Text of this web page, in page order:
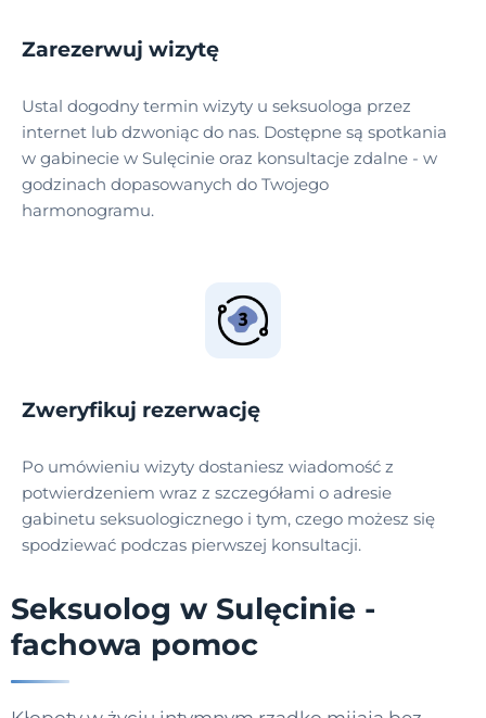
Zarezerwuj wizytę
Ustal dogodny termin wizyty u seksuologa przez
internet lub dzwoniąc do nas. Dostępne są spotkania
w gabinecie w Sulęcinie oraz konsultacje zdalne - w
godzinach dopasowanych do Twojego
harmonogramu.
Zweryfikuj rezerwację
Po umówieniu wizyty dostaniesz wiadomość z
potwierdzeniem wraz z szczegółami o adresie
gabinetu seksuologicznego i tym, czego możesz się
spodziewać podczas pierwszej konsultacji.
Seksuolog w Sulęcinie -
fachowa pomoc